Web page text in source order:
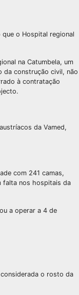
o Hospital regional
na Catumbela, um
da construção civil, não
à contratação
da Vamed,
com 241 camas,
falta nos hospitais da
a operar a 4 de
o rosto da